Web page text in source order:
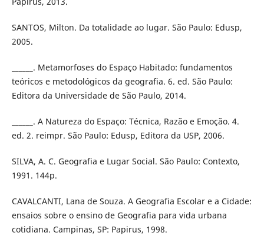
SANTOS, Milton. Da totalidade ao lugar. São Paulo: Edusp,
2005.
______. Metamorfoses do Espaço Habitado: fundamentos
teóricos e metodológicos da geografia. 6. ed. São Paulo:
Editora da Universidade de São Paulo, 2014.
______. A Natureza do Espaço: Técnica, Razão e Emoção. 4.
ed. 2. reimpr. São Paulo: Edusp, Editora da USP, 2006.
SILVA, A. C. Geografia e Lugar Social. São Paulo: Contexto,
1991. 144p.
CAVALCANTI, Lana de Souza. A Geografia Escolar e a Cidade:
ensaios sobre o ensino de Geografia para vida urbana
cotidiana. Campinas, SP: Papirus, 1998.